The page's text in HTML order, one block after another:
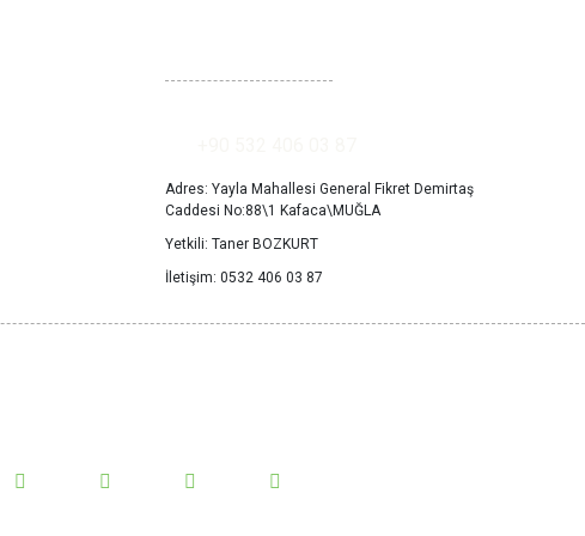
Adres: Yayla Mahallesi General Fikret Demirtaş
Caddesi No:88\1 Kafaca\MUĞLA
Yetkili: Taner BOZKURT
İletişim: 0532 406 03 87